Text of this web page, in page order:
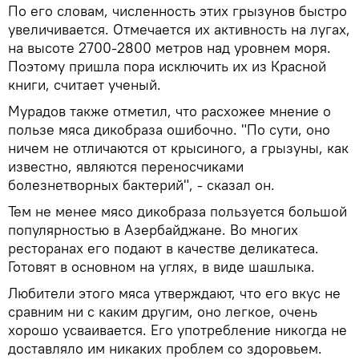
По его словам, численность этих грызунов быстро
увеличивается. Отмечается их активность на лугах,
на высоте 2700-2800 метров над уровнем моря.
Поэтому пришла пора исключить их из Красной
книги, считает ученый.
Мурадов также отметил, что расхожее мнение о
пользе мяса дикобраза ошибочно. "По сути, оно
ничем не отличаются от крысиного, а грызуны, как
известно, являются переносчиками
болезнетворных бактерий", - сказал он.
Тем не менее мясо дикобраза пользуется большой
популярностью в Азербайджане. Во многих
ресторанах его подают в качестве деликатеса.
Готовят в основном на углях, в виде шашлыка.
Любители этого мяса утверждают, что его вкус не
сравним ни с каким другим, оно легкое, очень
хорошо усваивается. Его употребление никогда не
доставляло им никаких проблем со здоровьем.